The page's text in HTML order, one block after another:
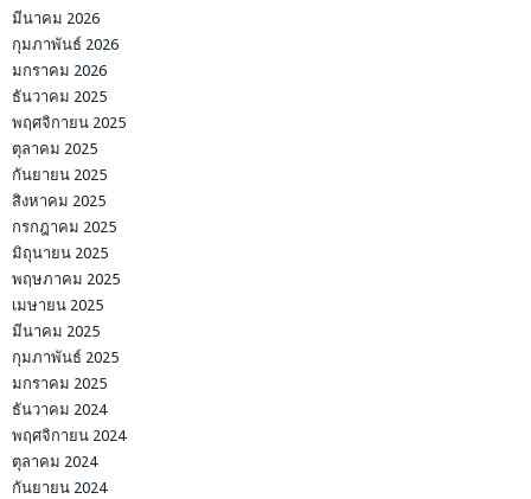
มีนาคม 2026
กุมภาพันธ์ 2026
มกราคม 2026
ธันวาคม 2025
พฤศจิกายน 2025
ตุลาคม 2025
กันยายน 2025
สิงหาคม 2025
กรกฎาคม 2025
มิถุนายน 2025
พฤษภาคม 2025
เมษายน 2025
มีนาคม 2025
กุมภาพันธ์ 2025
มกราคม 2025
ธันวาคม 2024
พฤศจิกายน 2024
ตุลาคม 2024
กันยายน 2024